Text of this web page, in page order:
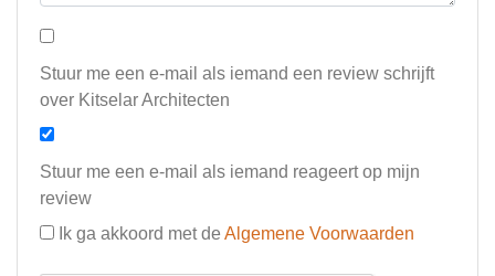
Stuur me een e-mail als iemand een review schrijft
over Kitselar Architecten
Stuur me een e-mail als iemand reageert op mijn
review
Ik ga akkoord met de Algemene Voorwaarden